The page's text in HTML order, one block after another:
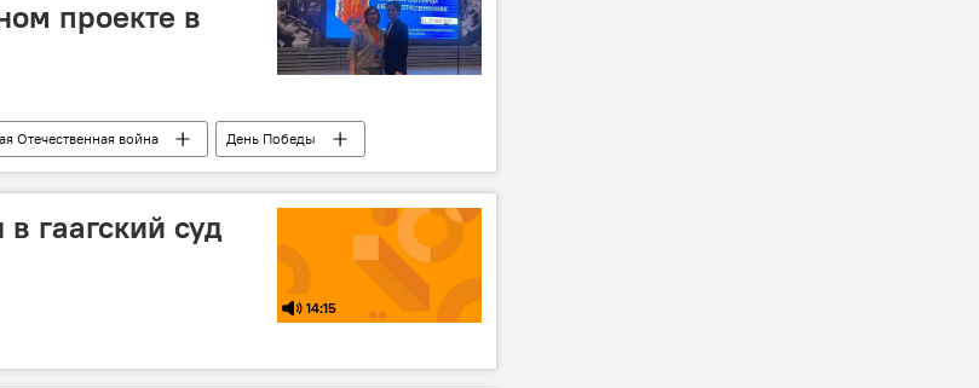
проекте в
Отечественная война
День Победы
гаагский суд
14:15